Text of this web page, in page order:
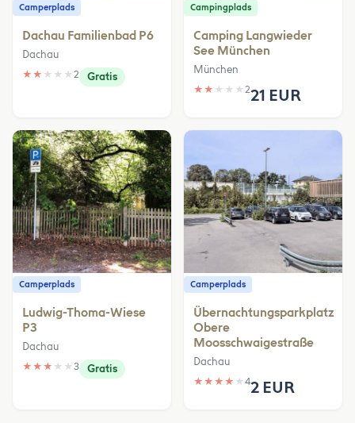
Camperplads
Dachau Familienbad P6
Dachau
★ ★ ★ ★ ★ 2 Gratis
Campingplads
Camping Langwieder
See München
München
★ ★ ★ ★ ★ 221 EUR
Camperplads
Ludwig-Thoma-Wiese
P3
Dachau
★ ★ ★ ★ ★ 3 Gratis
Camperplads
Übernachtungsparkplatz
Obere
Moosschwaigestraße
Dachau
★ ★ ★ ★ ★ 42 EUR